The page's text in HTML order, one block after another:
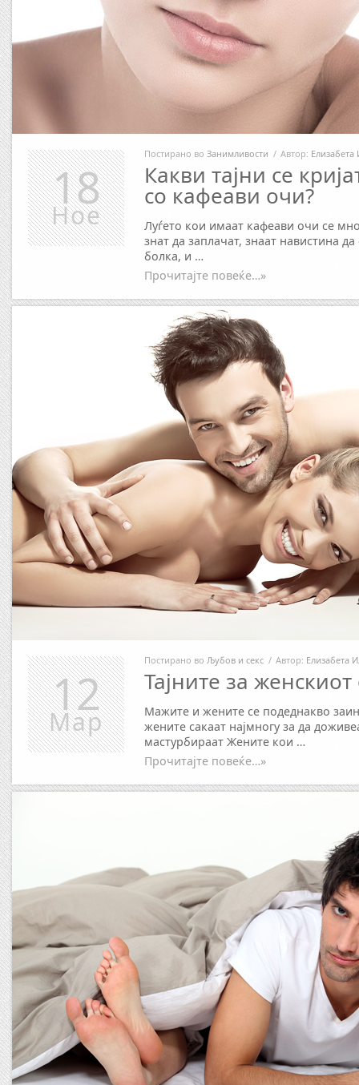
Постирано во Занимливости / Автор: Елизабета
Какви тајни се
со кафеави очи?
Луѓето кои имаат кафеави очи се
знат да заплачат, знаат навистина да
болка, и …
Прочитајте повеќе…»
18
Ное
Постирано во Љубов и секс / Автор: Елизабета
Тајните за
Mажите и жените се подеднакво
жените сакаат најмногу за да
мастурбираат Жените кои …
Прочитајте повеќе…»
12
Мар